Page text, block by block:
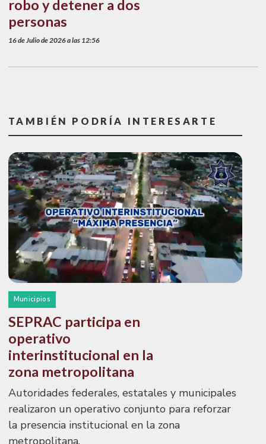
robo y detener a dos
personas
16 de Julio de 2026 a las 12:56
TAMBIÉN PODRÍA INTERESARTE
Municipios
SEPRAC participa en
operativo
interinstitucional en la
zona metropolitana
Autoridades federales, estatales y municipales
realizaron un operativo conjunto para reforzar
la presencia institucional en la zona
metropolitana.